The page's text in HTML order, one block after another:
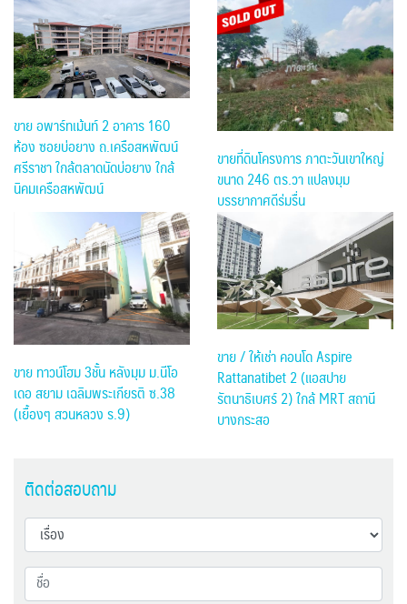
ขาย อพาร์ทเม้นท์ 2 อาคาร 160
ห้อง ซอยบ่อยาง ถ.เครือสหพัฒน์
ศรีราชา ใกล้ตลาดนัดบ่อยาง ใกล้
นิคมเครือสหพัฒน์
ขายที่ดินโครงการ ภาตะวันเขาใหญ่
ขนาด 246 ตร.วา แปลงมุม
บรรยากาศดีร่มรื่น
ขาย ทาวน์โฮม 3ชั้น หลังมุม ม.นีโอ
เดอ สยาม เฉลิมพระเกียรติ ซ.38
(เยื้องๆ สวนหลวง ร.9)
ขาย / ให้เช่า คอนโด Aspire
Rattanatibet 2 (แอสปาย
รัตนาธิเบศร์ 2) ใกล้ MRT สถานี
บางกระสอ
ติดต่อสอบถาม